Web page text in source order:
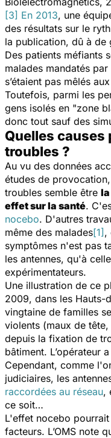
[3] En 2013, une
des résultats sur le
la publication, dû à de
Des patients méfiants
malades mandatés par
s’étaient pas mêlés
Toutefois, parmi les
gens isolés en "zone
donc tout sauf des
Quelles causes
troubles ?
Au vu des données
études de
troubles semble être
effet sur la santé.
nocebo. D'autres
même des malades[1],
symptômes n'est pas
les antennes, qu'à
expérimentateurs.
Une illustration de ce
2009, dans les Hauts-
vingtaine de familles
violents (maux de
depuis la fixation de
bâtiment. L’opérateur
Cependant, comme
judiciaires, les
raccordées au réseau,
ce soit…
L'effet nocebo
facteurs. L’OMS note